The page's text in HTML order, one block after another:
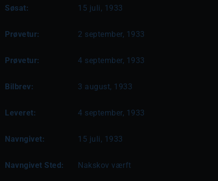
Søsat: 15 juli, 1933
Prøvetur: 2 september, 1933
Prøvetur: 4 september, 1933
Bilbrev: 3 august, 1933
Leveret: 4 september, 1933
Navngivet: 15 juli, 1933
Navngivet Sted: Nakskov værft